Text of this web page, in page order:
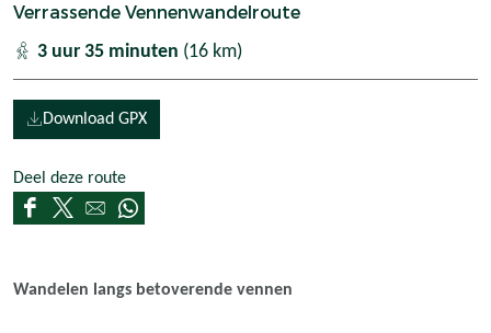
Verrassende Vennenwandelroute
3 uur 35 minuten (16 km)
Download GPX
Deel deze route
D
l
D
l
D
l
D
l
Wandelen langs betoverende vennen